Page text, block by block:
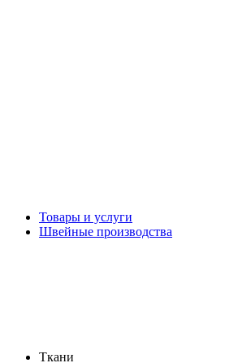
Товары и услуги
Швейные производства
Ткани